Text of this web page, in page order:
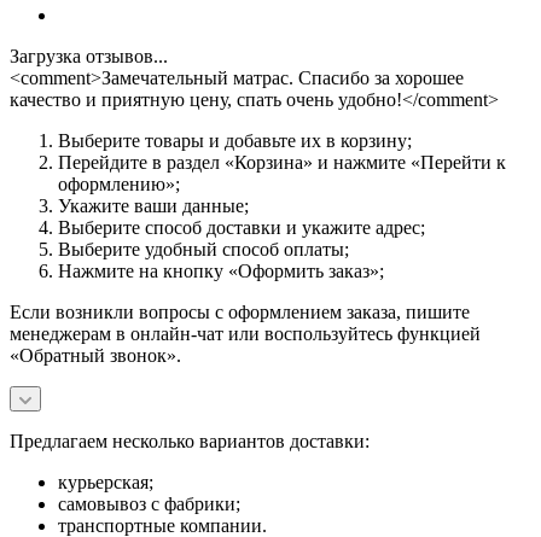
Загрузка отзывов...
<comment>Замечательный матрас. Спасибо за хорошее
качество и приятную цену, спать очень удобно!</comment>
Выберите товары и добавьте их в корзину;
Перейдите в раздел «Корзина» и нажмите «Перейти к
оформлению»;
Укажите ваши данные;
Выберите способ доставки и укажите адрес;
Выберите удобный способ оплаты;
Нажмите на кнопку «Оформить заказ»;
Если возникли вопросы с оформлением заказа, пишите
менеджерам в онлайн-чат или воспользуйтесь функцией
«Обратный звонок».
Предлагаем несколько вариантов доставки:
курьерская;
самовывоз с фабрики;
транспортные компании.